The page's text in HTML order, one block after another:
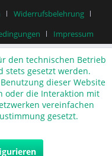
Widerrufsbelehrung
Impressum
den technischen Betrieb
stets gesetzt werden.
dieser Website
oder die Interaktion mit
vereinfachen
gesetzt.